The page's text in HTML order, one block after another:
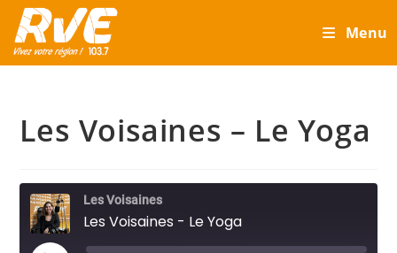
Skip
content
Menu
Les Voisaines – Le Yoga
Les Voisaines
Les Voisaines - Le Yoga